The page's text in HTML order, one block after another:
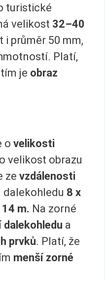
turistické
velikost 32–40
i průměr 50 mm,
Platí,
tím je obraz
o velikosti
velikost obrazu
ze vzdálenosti
dalekohledu 8 x
m. Na zorné
dalekohledu a
prvků. Platí, že
menší zorné